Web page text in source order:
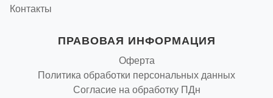
Контакты
ПРАВОВАЯ ИНФОРМАЦИЯ
Оферта
Политика обработки персональных данных
Согласие на обработку ПДн